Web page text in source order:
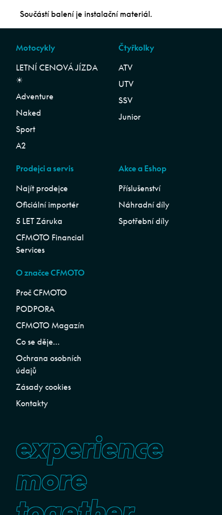
Součástí balení je instalační materiál.
Motocykly
LETNÍ CENOVÁ JÍZDA
☀︎
Adventure
Naked
Sport
A2
Čtyřkolky
ATV
UTV
SSV
Junior
Prodejci a servis
Najít prodejce
Oficiální importér
5 LET Záruka
CFMOTO Financial
Services
Akce a Eshop
Příslušenství
Náhradní díly
Spotřební díly
O značce CFMOTO
Proč CFMOTO
PODPORA
CFMOTO Magazín
Co se děje…
Ochrana osobních
údajů
Zásady cookies
Kontakty
experience
more